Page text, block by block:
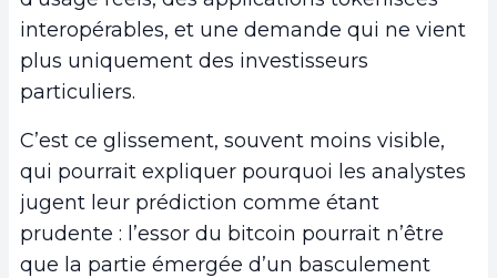
interopérables, et une demande qui ne vient
plus uniquement des investisseurs
particuliers.
C’est ce glissement, souvent moins visible,
qui pourrait expliquer pourquoi les analystes
jugent leur prédiction comme étant
prudente : l’essor du bitcoin pourrait n’être
que la partie émergée d’un basculement